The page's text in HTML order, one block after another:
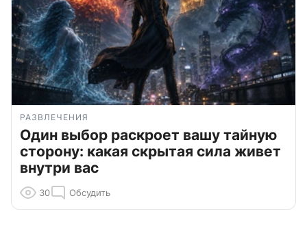
РАЗВЛЕЧЕНИЯ
Один выбор раскроет вашу тайную
сторону: какая скрытая сила живет
внутри вас
30 Обсудить